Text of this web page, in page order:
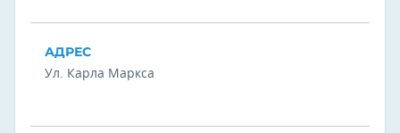
АДРЕС
Ул. Карла Маркса